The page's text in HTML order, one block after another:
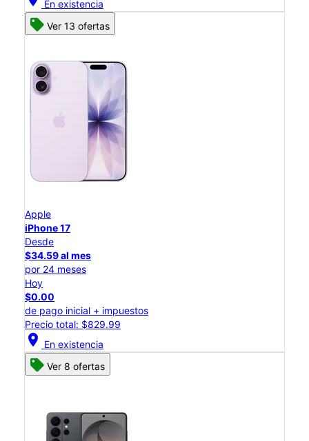
En existencia
Ver 13 ofertas
Apple
iPhone 17
Desde
$34.59 al mes
por 24 meses
Hoy
$0.00
de pago inicial + impuestos
Precio total: $829.99
location_on En existencia
Ver 8 ofertas